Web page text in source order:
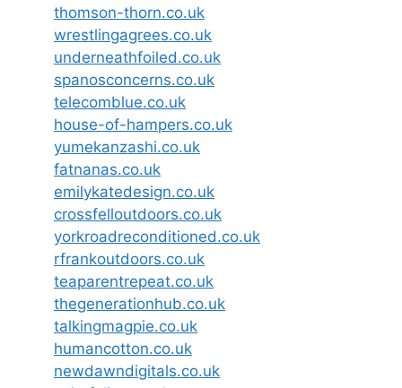
thomson-thorn.co.uk
wrestlingagrees.co.uk
underneathfoiled.co.uk
spanosconcerns.co.uk
telecomblue.co.uk
house-of-hampers.co.uk
yumekanzashi.co.uk
fatnanas.co.uk
emilykatedesign.co.uk
crossfelloutdoors.co.uk
yorkroadreconditioned.co.uk
rfrankoutdoors.co.uk
teaparentrepeat.co.uk
thegenerationhub.co.uk
talkingmagpie.co.uk
humancotton.co.uk
newdawndigitals.co.uk